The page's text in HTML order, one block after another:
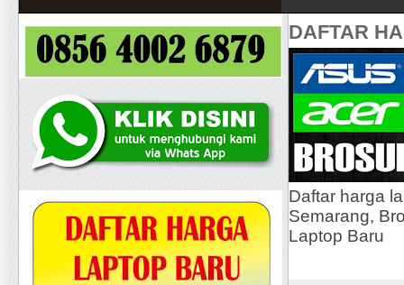
DAFTAR
Daftar harga
Semarang,
Laptop Baru